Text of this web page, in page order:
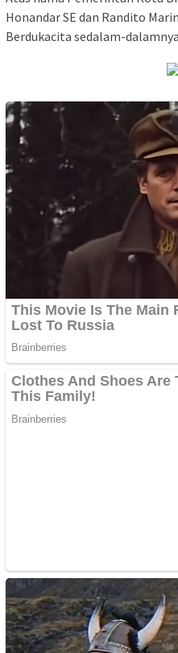
Honandar SE dan Randito
Berdukacita sedalam-